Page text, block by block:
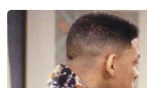
22 Sep 2022 | 12:58 h